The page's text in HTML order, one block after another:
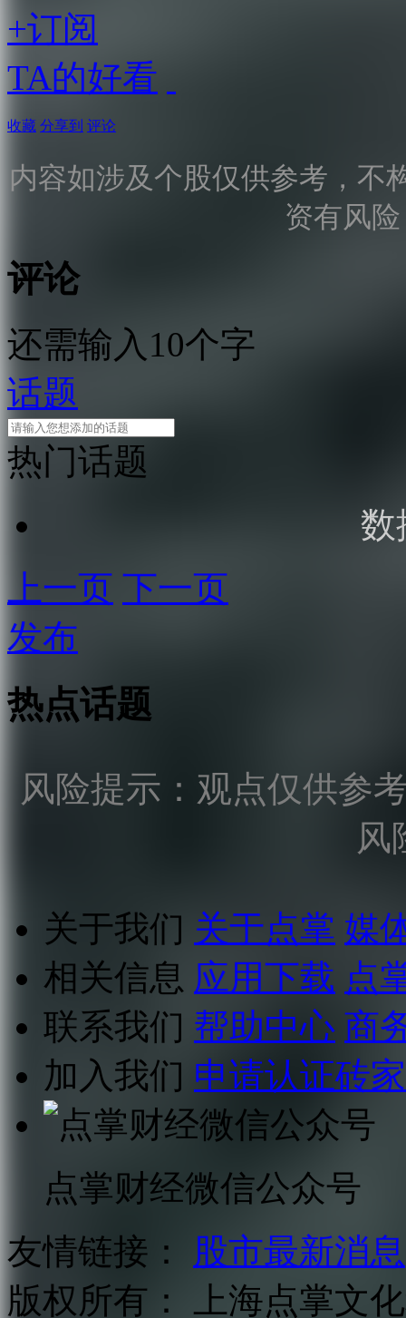
+订阅
TA的好看
收藏 分享到 评论
内容如涉及个股仅供参考，不
资有风
评论
还需输入10个字
话题
热门话题
数
上一页 下一页
发布
热点话题
风险提示：观点仅供参
风
关于我们 关于点掌 媒
相关信息 应用下载 点
联系我们 帮助中心 商
加入我们 申请认证砖家
点掌财经微信公众号
友情链接：
股市最新消息
版权所有：
上海点掌文